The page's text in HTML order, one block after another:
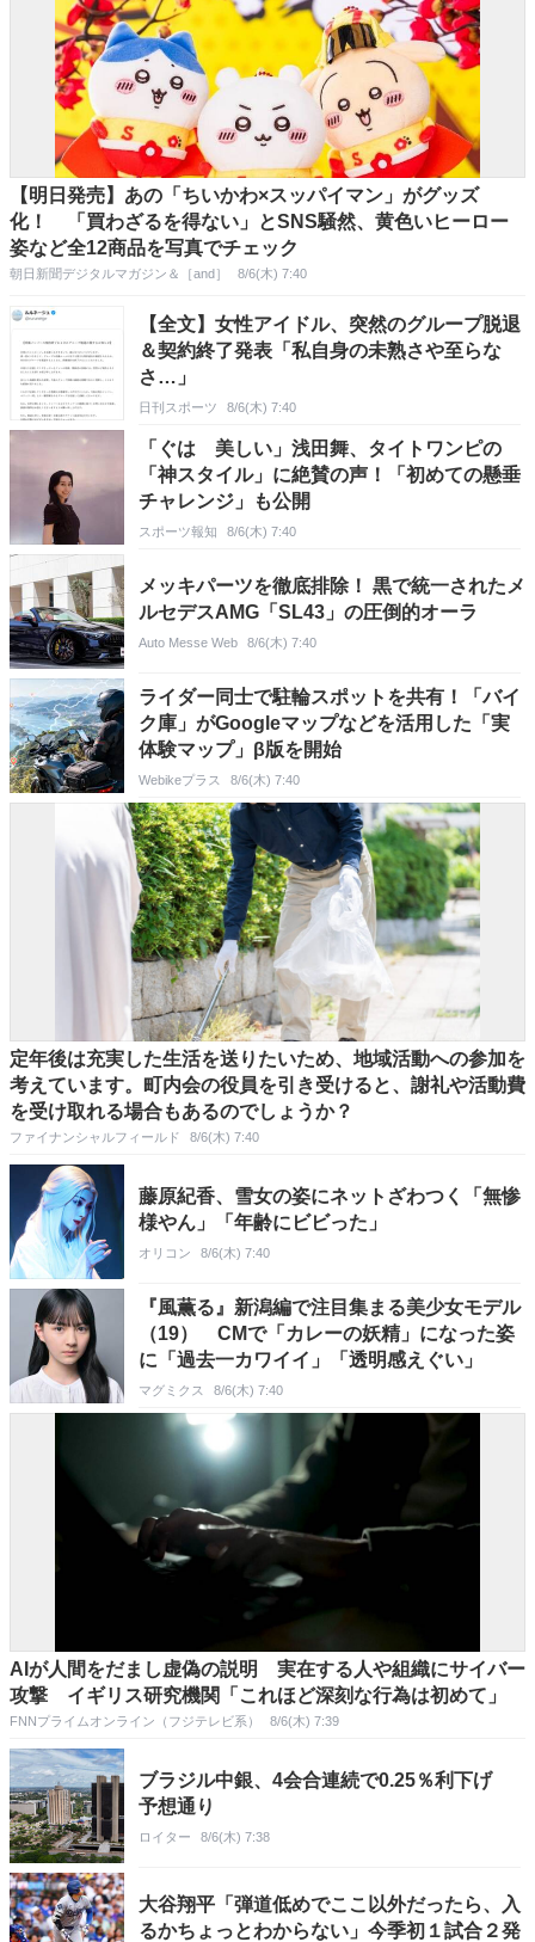
【明日発売】あの「ちいかわ×スッパイマン」がグッズ
化！ 「買わざるを得ない」とSNS騒然、黄色いヒーロー
姿など全12商品を写真でチェック
朝日新聞デジタルマガジン＆［and］ 8/6(木) 7:40
【全文】女性アイドル、突然のグループ脱退
＆契約終了発表「私自身の未熟さや至らな
さ…」
日刊スポーツ 8/6(木) 7:40
「ぐは 美しい」浅田舞、タイトワンピの
「神スタイル」に絶賛の声！「初めての懸垂
チャレンジ」も公開
スポーツ報知 8/6(木) 7:40
メッキパーツを徹底排除！ 黒で統一されたメ
ルセデスAMG「SL43」の圧倒的オーラ
Auto Messe Web 8/6(木) 7:40
ライダー同士で駐輪スポットを共有！「バイ
ク庫」がGoogleマップなどを活用した「実
体験マップ」β版を開始
Webikeプラス 8/6(木) 7:40
定年後は充実した生活を送りたいため、地域活動への参加を
考えています。町内会の役員を引き受けると、謝礼や活動費
を受け取れる場合もあるのでしょうか？
ファイナンシャルフィールド 8/6(木) 7:40
藤原紀香、雪女の姿にネットざわつく「無惨
様やん」「年齢にビビった」
オリコン 8/6(木) 7:40
『風薫る』新潟編で注目集まる美少女モデル
（19） CMで「カレーの妖精」になった姿
に「過去一カワイイ」「透明感えぐい」
マグミクス 8/6(木) 7:40
AIが人間をだまし虚偽の説明 実在する人や組織にサイバー
攻撃 イギリス研究機関「これほど深刻な行為は初めて」
FNNプライムオンライン（フジテレビ系） 8/6(木) 7:39
ブラジル中銀、4会合連続で0.25％利下げ
予想通り
ロイター 8/6(木) 7:38
大谷翔平「弾道低めでここ以外だったら、入
るかちょっとわからない」今季初１試合２発